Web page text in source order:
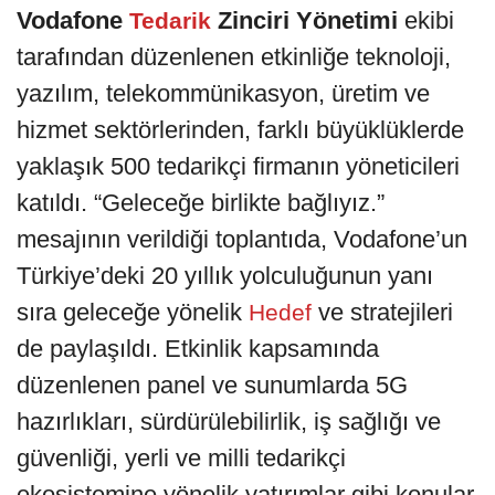
Vodafone Tedarik Zinciri Yönetimi ekibi
tarafından düzenlenen etkinliğe teknoloji,
yazılım, telekommünikasyon, üretim ve
hizmet sektörlerinden, farklı büyüklüklerde
yaklaşık 500 tedarikçi firmanın yöneticileri
katıldı. “Geleceğe birlikte bağlıyız.”
mesajının verildiği toplantıda, Vodafone’un
Türkiye’deki 20 yıllık yolculuğunun yanı
sıra geleceğe yönelik Hedef ve stratejileri
de paylaşıldı. Etkinlik kapsamında
düzenlenen panel ve sunumlarda 5G
hazırlıkları, sürdürülebilirlik, iş sağlığı ve
güvenliği, yerli ve milli tedarikçi